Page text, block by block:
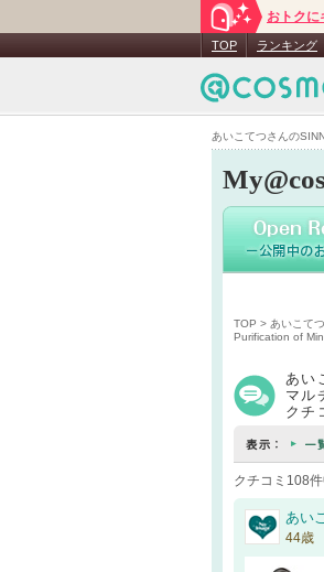
あいこてつさんの
おトクに
TOP ランキング
TOP > あいこて
Purification of
あい
マル
クチ
クチコミ108
あい
44歳